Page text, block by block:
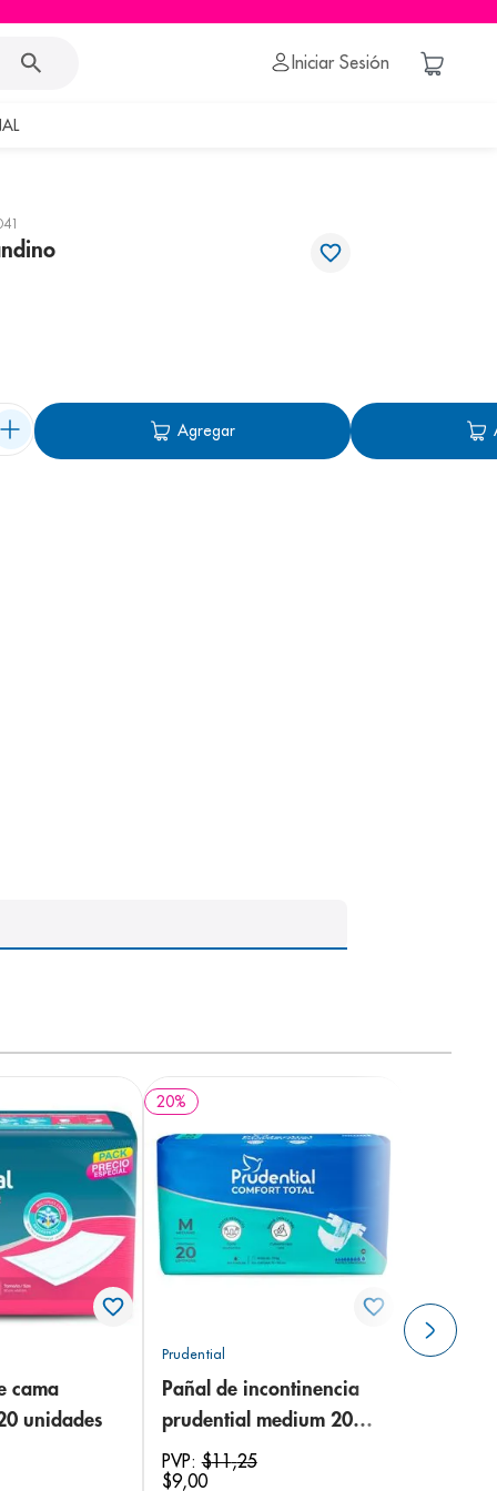
Iniciar Sesión
Agregar
cama
unidades
20%
Prudential
Pañal de incontinencia
prudential medium 20
unidades
PVP:$11,25
$9,00